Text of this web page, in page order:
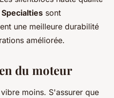
Specialties sont
une meilleure durabilité
améliorée.
du moteur
moins. S'assurer que